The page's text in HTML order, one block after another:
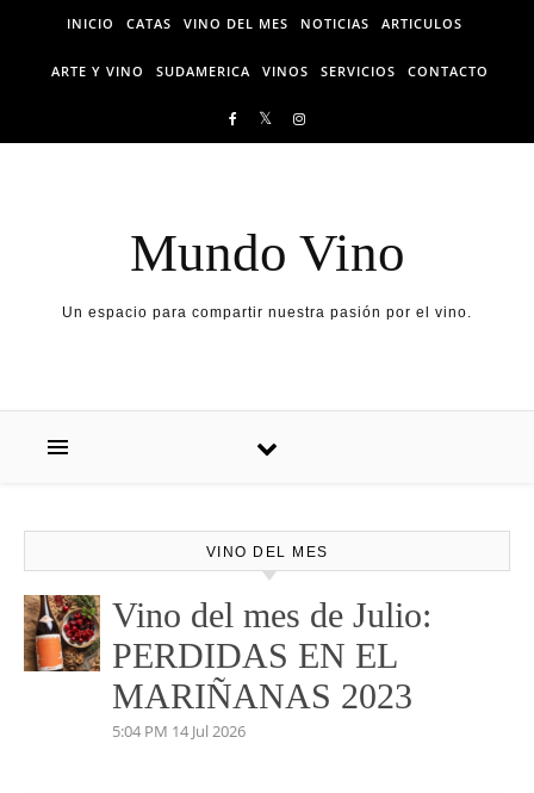
Skip to content
INICIO CATAS VINO DEL MES NOTICIAS ARTICULOS
ARTE Y VINO SUDAMERICA VINOS SERVICIOS CONTACTO
Mundo Vino
Un espacio para compartir nuestra pasión por el vino.
VINO DEL MES
Vino del mes de Julio:
PERDIDAS EN EL
MARIÑANAS 2023
5:04 PM 14 Jul 2026